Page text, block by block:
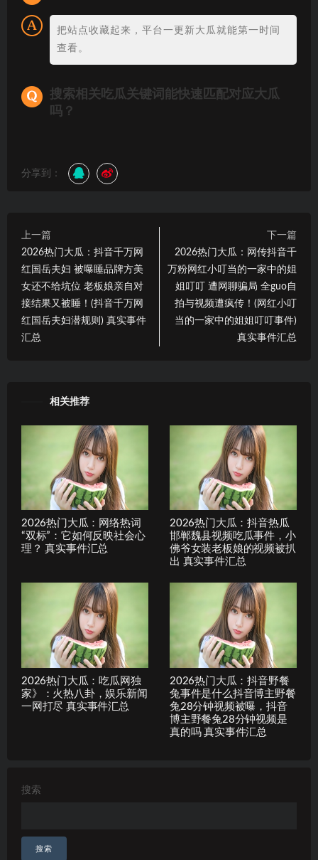
把站点收藏起来，平台一更新大瓜就能第一时间
查看。
搜索相关吃瓜关键词能快速匹配对应大瓜
吗？
分享到：
上一篇
2026热门大瓜：抖音千万网
红国岳夫妇 被曝睡品牌方美
女还不给坑位 老板娘亲自对
接结果又被睡！(抖音千万网
红国岳夫妇潜规则) 真实事件
汇总
下一篇
2026热门大瓜：网传抖音千
万粉网红小叮当的一家中的姐
姐叮叮 遭网聊骗局 全guo自
拍与视频遭疯传！(网红小叮
当的一家中的姐姐叮叮事件)
真实事件汇总
相关推荐
2026热门大瓜：网络热词
“双标”：它如何反映社会心
理？ 真实事件汇总
2026热门大瓜：抖音热瓜
邯郸魏县视频吃瓜事件，小
佛爷女装老板娘的视频被扒
出 真实事件汇总
2026热门大瓜：吃瓜网独
家》：火热八卦，娱乐新闻
一网打尽 真实事件汇总
2026热门大瓜：抖音野餐
兔事件是什么抖音博主野餐
兔28分钟视频被曝，抖音
博主野餐兔28分钟视频是
真的吗 真实事件汇总
搜索
搜索